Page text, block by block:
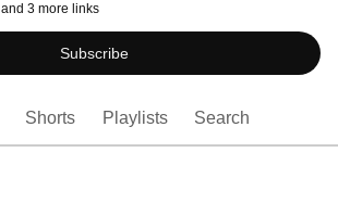
and 3 more links
Subscribe
Shorts Playlists Search